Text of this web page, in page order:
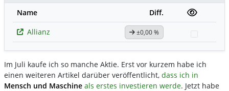
Name
Diff.
Allianz
±0,00 %
Im Juli kaufe ich so manche Aktie. Erst vor kurzem habe ich
einen weiteren Artikel darüber veröffentlicht, dass ich in
Mensch und Maschine als erstes investieren werde. Jetzt habe